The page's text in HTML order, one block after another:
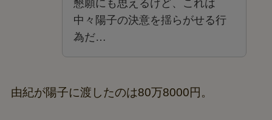
懇願にも思えるけど、これは
中々陽子の決意を揺らがせる行
為だ…
由紀が陽子に渡したのは80万8000円。